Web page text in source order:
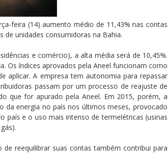
feira (14) aumento médio de 11,43% nas contas
de unidades consumidoras na Bahia.
e comércio), a alta média será de 10,45%.
Os índices aprovados pela Aneel funcionam como
aplicar. A empresa tem autonomia para repassar
passam por um processo de reajuste de
que for apurado pela Aneel. Em 2015, porém, a
da energia no país nos últimos meses, provocado
país e o uso mais intenso de termelétricas (usinas
reequilibrar suas contas também contribui para